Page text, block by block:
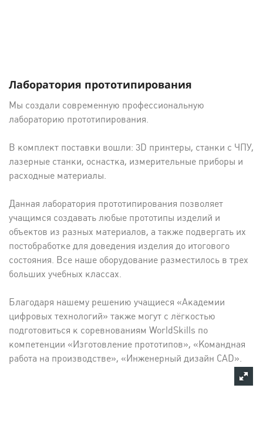
Лаборатория прототипирования
Мы создали современную профессиональную
лабораторию прототипирования.
В комплект поставки вошли: 3D принтеры, станки с ЧПУ,
лазерные станки, оснастка, измерительные приборы и
расходные материалы.
Данная лаборатория прототипирования позволяет
учащимся создавать любые прототипы изделий и
объектов из разных материалов, а также подвергать их
постобработке для доведения изделия до итогового
состояния. Все наше оборудование разместилось в трех
больших учебных классах.
Благодаря нашему решению учащиеся «Академии
цифровых технологий» также могут с лёгкостью
подготовиться к соревнованиям WorldSkills по
компетенции «Изготовление прототипов», «Командная
работа на производстве», «Инженерный дизайн CAD».